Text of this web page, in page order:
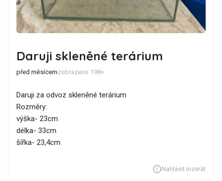
Daruji skleněné terárium
před měsícemzobrazeno 198×
Daruji za odvoz skleněné terárium
Rozměry:
výška- 23cm
délka- 33cm
šířka- 23,4cm
Nahlásit inzerát